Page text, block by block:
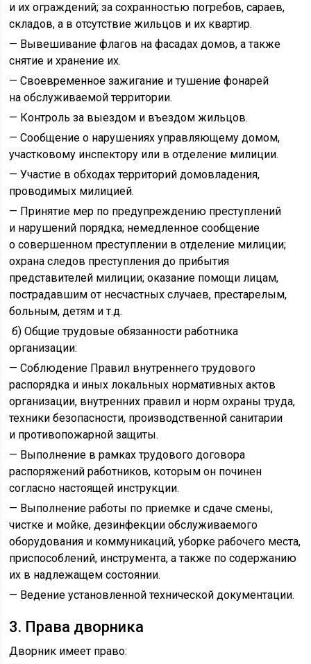
и их ограждений; за сохранностью погребов, сараев,
складов, а в отсутствие жильцов и их квартир.
— Вывешивание флагов на фасадах домов, а также
снятие и хранение их.
— Своевременное зажигание и тушение фонарей
на обслуживаемой территории.
— Контроль за выездом и въездом жильцов.
— Сообщение о нарушениях управляющему домом,
участковому инспектору или в отделение милиции.
— Участие в обходах территорий домовладения,
проводимых милицией.
— Принятие мер по предупреждению преступлений
и нарушений порядка; немедленное сообщение
о совершенном преступлении в отделение милиции;
охрана следов преступления до прибытия
представителей милиции; оказание помощи лицам,
пострадавшим от несчастных случаев, престарелым,
больным, детям и т.д.
б) Общие трудовые обязанности работника
организации:
— Соблюдение Правил внутреннего трудового
распорядка и иных локальных нормативных актов
организации, внутренних правил и норм охраны труда,
техники безопасности, производственной санитарии
и противопожарной защиты.
— Выполнение в рамках трудового договора
распоряжений работников, которым он починен
согласно настоящей инструкции.
— Выполнение работы по приемке и сдаче смены,
чистке и мойке, дезинфекции обслуживаемого
оборудования и коммуникаций, уборке рабочего места,
приспособлений, инструмента, а также по содержанию
их в надлежащем состоянии.
— Ведение установленной технической документации.
3. Права дворника
Дворник имеет право: